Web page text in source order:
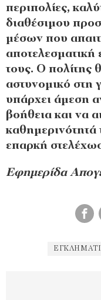
περιπολίες,
διαθέσιμου
μέσων που
αποτελεσματική
τους. Ο πολίτης
αστυνομικό στη
υπάρχει άμεση
βοήθεια και να
καθημερινότητά
επαρκή
Εφημερίδα